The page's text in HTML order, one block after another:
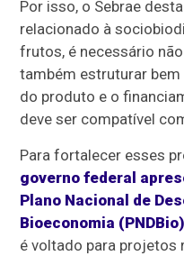
Por isso, o Sebrae
relacionado à
frutos, é necessário
também estruturar
do produto e o
deve ser compatível
Para fortalecer esses
governo federal
Plano Nacional de
Bioeconomia (PNDBio)
é voltado para projetos